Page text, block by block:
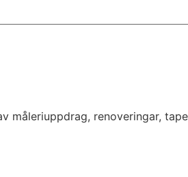
måleriuppdrag, renoveringar,